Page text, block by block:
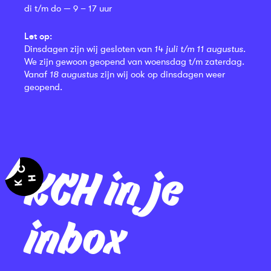
KCH in je
inbox
di t/m do — 9 – 17 uur
Let op:
Dinsdagen zijn wij gesloten van 14 juli t/m 11 augustus.
We zijn gewoon geopend van woensdag t/m zaterdag.
Vanaf 18 augustus zijn wij ook op dinsdagen weer
geopend.